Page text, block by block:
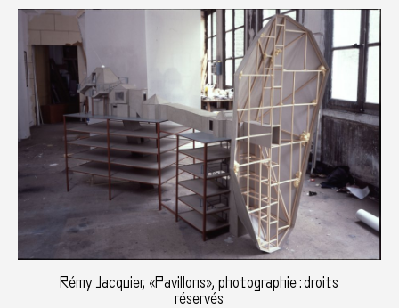
Rémy Jacquier, «Pavillons», photographie : droits
réservés